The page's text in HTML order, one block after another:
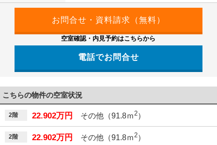
空室確認・内見予約はこちらから
電話でお問合せ
こちらの物件の空室状況
2階 22.902万円 その他（91.8ｍ2）
2階 22.902万円 その他（91.8ｍ2）